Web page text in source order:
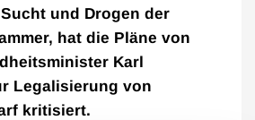
und Drogen der
hat die Pläne von
Karl
Legalisierung von
kritisiert.